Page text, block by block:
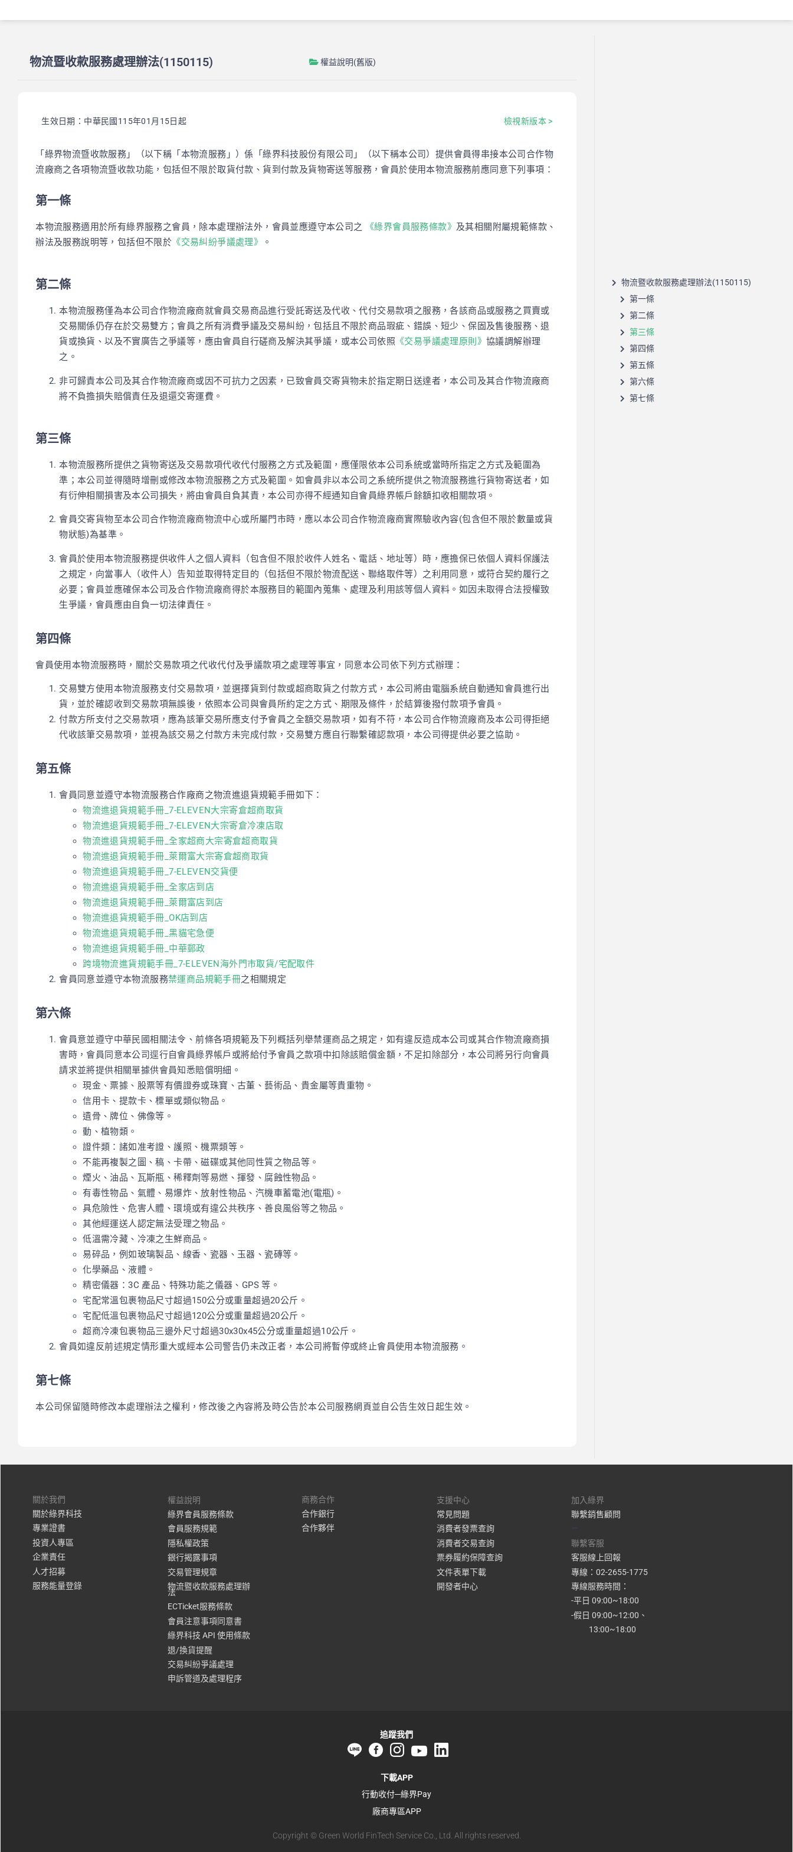
物流暨收款服務處理辦法(1150115) 權益說明(舊版)
生效日期：中華民國115年01月15日起 檢視新版本 >
「綠界物流暨收款服務」（以下稱「本物流服務」）係「綠界科技股份有限公司」（以下稱本公司）提供會員得串接本公司合作物
流廠商之各項物流暨收款功能，包括但不限於取貨付款、貨到付款及貨物寄送等服務，會員於使用本物流服務前應同意下列事項：
第一條
本物流服務適用於所有綠界服務之會員，除本處理辦法外，會員並應遵守本公司之 《綠界會員服務條款》 及其相關附屬規範條款、
辦法及服務說明等，包括但不限於 《交易糾紛爭議處理》 。
第二條
本物流服務僅為本公司合作物流廠商就會員交易商品進行受託寄送及代收、代付交易款項之服務，各該商品或服務之買賣或
交易關係仍存在於交易雙方；會員之所有消費爭議及交易糾紛，包括且不限於商品瑕疵、錯誤、短少、保固及售後服務、退
貨或換貨、以及不實廣告之爭議等，應由會員自行磋商及解決其爭議，或本公司依照 《交易爭議處理原則》協議調解辦理
之。
非可歸責本公司及其合作物流廠商或因不可抗力之因素，已致會員交寄貨物未於指定期日送達者，本公司及其合作物流廠商
將不負擔損失賠償責任及退還交寄運費。
第三條
本物流服務所提供之貨物寄送及交易款項代收代付服務之方式及範圍，應僅限依本公司系統或當時所指定之方式及範圍為
準；本公司並得隨時增刪或修改本物流服務之方式及範圍。如會員非以本公司之系統所提供之物流服務進行貨物寄送者，如
有衍伸相關損害及本公司損失，將由會員自負其責，本公司亦得不經通知自會員綠界帳戶餘額扣收相關款項。
會員交寄貨物至本公司合作物流廠商物流中心或所屬門市時，應以本公司合作物流廠商實際驗收內容(包含但不限於數量或貨
物狀態)為基準。
會員於使用本物流服務提供收件人之個人資料（包含但不限於收件人姓名、電話、地址等）時，應擔保已依個人資料保護法
之規定，向當事人（收件人）告知並取得特定目的（包括但不限於物流配送、聯絡取件等）之利用同意，或符合契約履行之
必要；會員並應確保本公司及合作物流廠商得於本服務目的範圍內蒐集、處理及利用該等個人資料。如因未取得合法授權致
生爭議，會員應由自負一切法律責任。
第四條
會員使用本物流服務時，關於交易款項之代收代付及爭議款項之處理等事宜，同意本公司依下列方式辦理：
交易雙方使用本物流服務支付交易款項，並選擇貨到付款或超商取貨之付款方式，本公司將由電腦系統自動通知會員進行出
貨，並於確認收到交易款項無誤後，依照本公司與會員所約定之方式、期限及條件，於結算後撥付款項予會員。
付款方所支付之交易款項，應為該筆交易所應支付予會員之全額交易款項，如有不符，本公司合作物流廠商及本公司得拒絕
代收該筆交易款項，並視為該交易之付款方未完成付款，交易雙方應自行聯繫確認款項，本公司得提供必要之協助。
第五條
會員同意並遵守本物流服務合作廠商之物流進退貨規範手冊如下：
物流進退貨規範手冊_7-ELEVEN大宗寄倉超商取貨
物流進退貨規範手冊_7-ELEVEN大宗寄倉冷凍店取
物流進退貨規範手冊_全家超商大宗寄倉超商取貨
物流進退貨規範手冊_萊爾富大宗寄倉超商取貨
物流進退貨規範手冊_7-ELEVEN交貨便
物流進退貨規範手冊_全家店到店
物流進退貨規範手冊_萊爾富店到店
物流進退貨規範手冊_OK店到店
物流進退貨規範手冊_黑貓宅急便
物流進退貨規範手冊_中華郵政
跨境物流進貨規範手冊_7-ELEVEN海外門市取貨/宅配取件
會員同意並遵守本物流服務禁運商品規範手冊之相關規定
第六條
會員意並遵守中華民國相關法令、前條各項規範及下列概括列舉禁運商品之規定，如有違反造成本公司或其合作物流廠商損
害時，會員同意本公司逕行自會員綠界帳戶或將給付予會員之款項中扣除該賠償金額，不足扣除部分，本公司將另行向會員
請求並將提供相關單據供會員知悉賠償明細。
現金、票據、股票等有價證券或珠寶、古董、藝術品、貴金屬等貴重物。
信用卡、提款卡、標單或類似物品。
遺骨、牌位、佛像等。
動、植物類。
證件類：諸如准考證、護照、機票類等。
不能再複製之圖、稿、卡帶、磁碟或其他同性質之物品等。
煙火、油品、瓦斯瓶、稀釋劑等易燃、揮發、腐蝕性物品。
有毒性物品、氣體、易爆炸、放射性物品、汽機車蓄電池(電瓶)。
具危險性、危害人體、環境或有違公共秩序、善良風俗等之物品。
其他經運送人認定無法受理之物品。
低溫需冷藏、冷凍之生鮮商品。
易碎品，例如玻璃製品、線香、瓷器、玉器、瓷磚等。
化學藥品、液體。
精密儀器：3C 產品、特殊功能之儀器、GPS 等。
宅配常溫包裹物品尺寸超過150公分或重量超過20公斤。
宅配低溫包裹物品尺寸超過120公分或重量超過20公斤。
超商冷凍包裹物品三邊外尺寸超過30x30x45公分或重量超過10公斤。
會員如違反前述規定情形重大或經本公司警告仍未改正者，本公司將暫停或終止會員使用本物流服務。
第七條
本公司保留隨時修改本處理辦法之權利，修改後之內容將及時公告於本公司服務網頁並自公告生效日起生效。
物流暨收款服務處理辦法(1150115)
第一條
第二條
第三條
第四條
第五條
第六條
第七條
關於我們
關於綠界科技
專業證書
投資人專區
企業責任
人才招募
服務能量登錄
權益說明
綠界會員服務條款
會員服務規範
隱私權政策
銀行揭露事項
交易管理規章
物流暨收款服務處理辦
法
ECTicket服務條款
會員注意事項同意書
綠界科技 API 使用條款
退/換貨提醒
交易糾紛爭議處理
申訴管道及處理程序
商務合作
合作銀行
合作夥伴
支援中心
常見問題
消費者發票查詢
消費者交易查詢
票券履約保障查詢
文件表單下載
開發者中心
加入綠界
聯繫銷售顧問
—
聯繫客服
客服線上回報
專線：02-2655-1775
專線服務時間：
-平日 09:00~18:00
-假日 09:00~12:00 、
13:00~18:00
追蹤我們
下載APP
行動收付─綠界Pay
廠商專區APP
Copyright © Green World FinTech Service Co., Ltd. All rights reserved.